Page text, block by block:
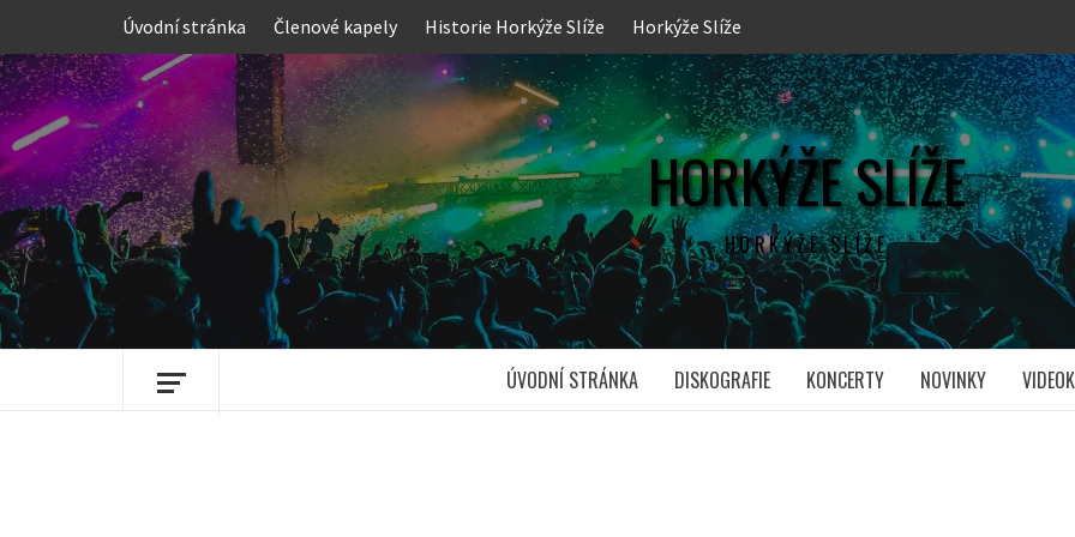
content
Úvodní stránka Členové kapely Historie Horkýže Slíže Horkýže Slíže
HORKÝŽE SLÍŽE
HORKÝŽE SLÍŽE
ÚVODNÍ STRÁNKA DISKOGRAFIE KONCERTY NOVINKY